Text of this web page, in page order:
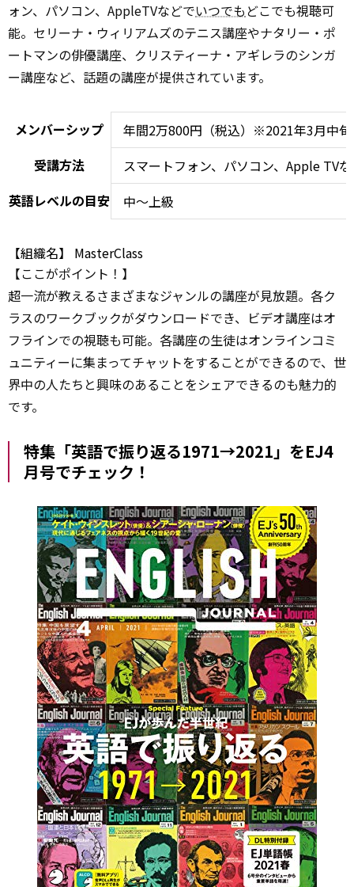
ォン、パソコン、AppleTVなどでいつでも どこでも視聴可
能。セリーナ・ウィリアムズのテニス講座やナタリー・ポ
ートマンの俳優講座、クリスティーナ・アギレラのシンガ
ー講座など、話題の講座が提供されています。
メンバーシップ
年間2万800円（税込）※2021年3月中
受講方法
スマートフォン、パソコン、Apple TV
英語レベルの目安
中～上級
【組織名】 MasterClass
【ここがポイント！】
超一流が教えるさまざまなジャンルの講座が見放題。各ク
ラスのワークブックがダウンロードでき、ビデオ講座はオ
フラインでの視聴も可能。各講座の生徒はオンラインコミ
ュニティーに集まってチャットをすることができるので、世
界中の人たちと興味のあることをシェアできるのも魅力的
です。
特集「英語で振り返る1971→2021」をEJ4
月号でチェック！